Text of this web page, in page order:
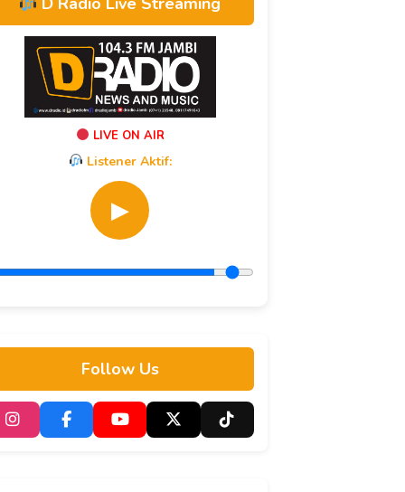
LIVE ON AIR
Listener Aktif:
▶
Follow Us